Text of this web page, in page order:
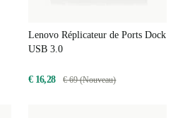
Lenovo Réplicateur de Ports Dock
USB 3.0
€ 16,28 € 69 (Nouveau)